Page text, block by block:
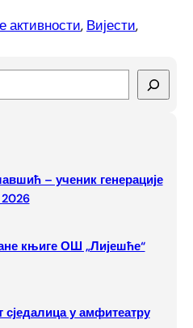
активности, Вијести
– ученик генерације
књиге ОШ „Лијешће“
сједалица у амфитеатру